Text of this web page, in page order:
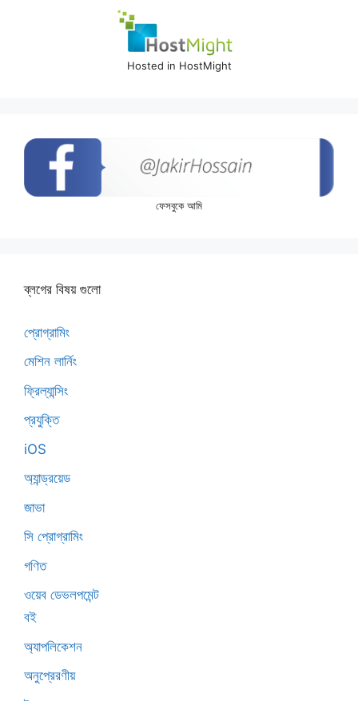
Hosted in HostMight
ফেসবুকে আমি
ব্লগের বিষয় গুলো
প্রোগ্রামিং
মেশিন লার্নিং
ফ্রিল্যান্সিং
প্রযুক্তি
iOS
অ্যান্ড্রয়েড
জাভা
সি প্রোগ্রামিং
গণিত
ওয়েব ডেভলপমেন্ট
বই
অ্যাপলিকেশন
অনুপ্রেরণীয়